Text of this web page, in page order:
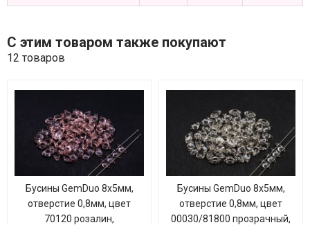
С этим товаром также покупают
12 товаров
Бусины GemDuo 8х5мм,
отверстие 0,8мм, цвет
70120 розалин,
Бусины GemDuo 8х5мм,
отверстие 0,8мм, цвет
00030/81800 прозрачный,